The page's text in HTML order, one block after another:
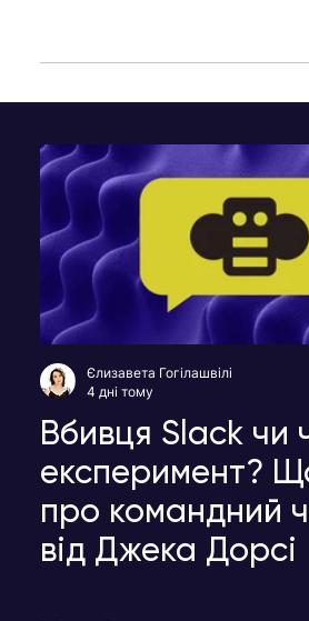
Вбивця Slack чи
експеримент?
про командний
від Джека Дорсі
Єлизавета Гогілашвілі
4 дні тому